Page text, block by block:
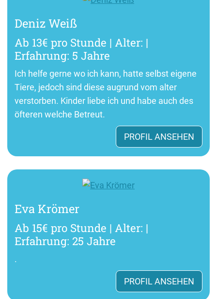
Deniz Weiß
Ab 13€ pro Stunde | Alter: |
Erfahrung: 5 Jahre
Ich helfe gerne wo ich kann, hatte selbst eigene
Tiere, jedoch sind diese augrund vom alter
verstorben. Kinder liebe ich und habe auch des
öfteren welche Betreut.
PROFIL ANSEHEN
Eva Krömer
Ab 15€ pro Stunde | Alter: |
Erfahrung: 25 Jahre
.
PROFIL ANSEHEN